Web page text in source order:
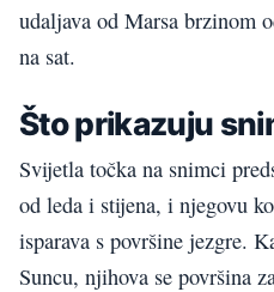
udaljava od Marsa brzinom
na sat.
Što prikazuju
Svijetla točka na snimci
od leda i stijena, i njegovu
isparava s površine jezgre.
Suncu, njihova se površina